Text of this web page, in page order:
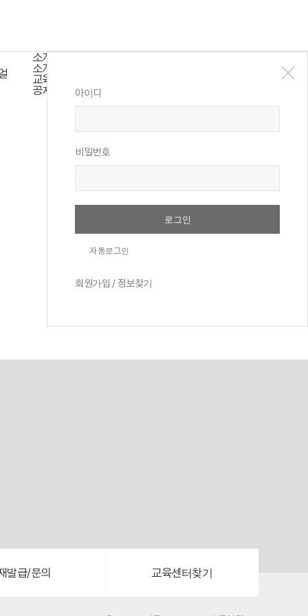
회원가입
아이디
비밀번호
자동로그인
회원가입 /정보찾기
소개
소개/역사
교육이념
공지/행사소식
발급/문의 교육센터찾기